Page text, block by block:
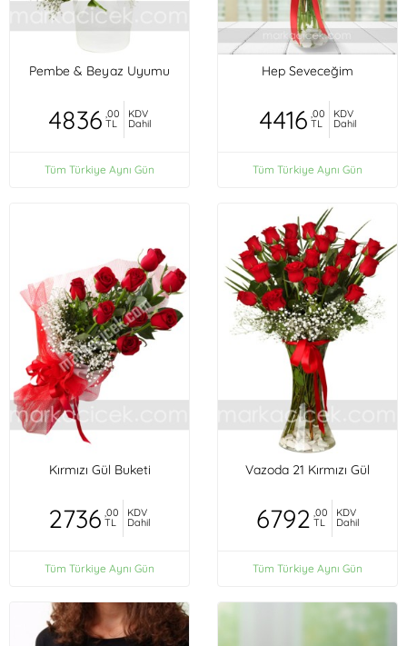
Pembe & Beyaz Uyumu
4836 ,00
TL
KDV
Dahil
Tüm Türkiye Aynı Gün
Hep Seveceğim
4416 ,00
TL
KDV
Dahil
Tüm Türkiye Aynı Gün
Kırmızı Gül Buketi
2736 ,00
TL
KDV
Dahil
Tüm Türkiye Aynı Gün
Vazoda 21 Kırmızı Gül
6792 ,00
TL
KDV
Dahil
Tüm Türkiye Aynı Gün